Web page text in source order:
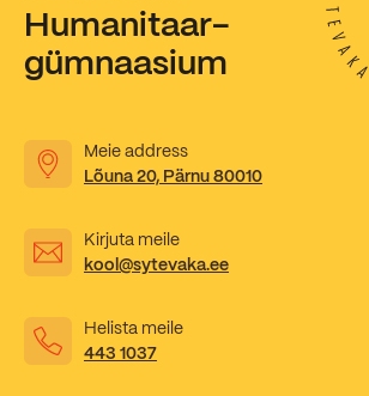
Humanitaar-
gümnaasium
Meie address
Lõuna 20, Pärnu 80010
Kirjuta meile
kool@sytevaka.ee
Helista meile
443 1037